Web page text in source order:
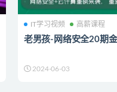
IT学习视频 高薪课程
老男孩-网络安全20期
2024-06-03